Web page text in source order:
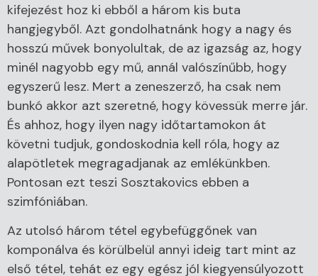
kifejezést hoz ki ebből a három kis buta
hangjegyből. Azt gondolhatnánk hogy a nagy és
hosszú művek bonyolultak, de az igazság az, hogy
minél nagyobb egy mű, annál valószínűbb, hogy
egyszerű lesz. Mert a zeneszerző, ha csak nem
bunkó akkor azt szeretné, hogy kövessük merre jár.
És ahhoz, hogy ilyen nagy időtartamokon át
követni tudjuk, gondoskodnia kell róla, hogy az
alapötletek megragadjanak az emlékünkben.
Pontosan ezt teszi Sosztakovics ebben a
szimfóniában.
Az utolsó három tétel egybefüggőnek van
komponálva és körülbelül annyi ideig tart mint az
első tétel, tehát ez egy egész jól kiegyensúlyozott